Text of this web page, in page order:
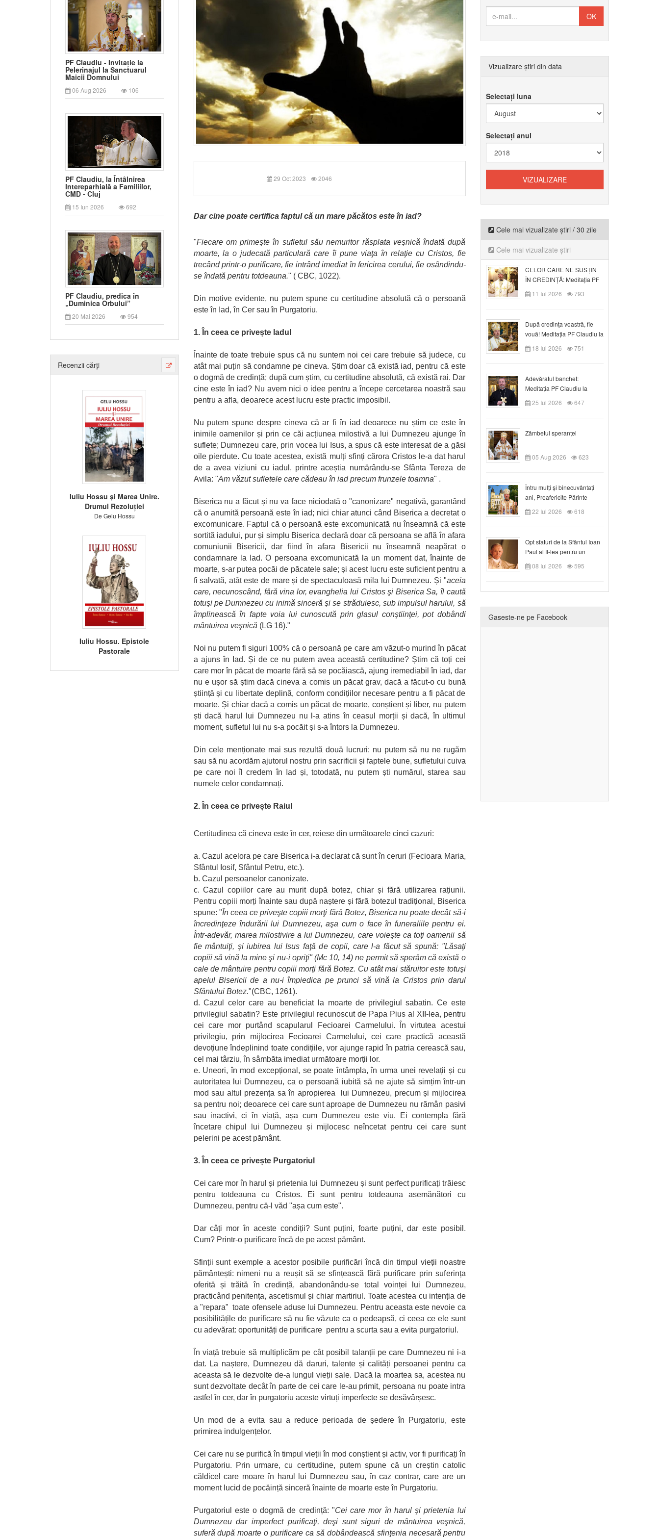
PF Claudiu - Invitație la
Pelerinajul la Sanctuarul
Maicii Domnului
06 Aug 2026 106
PF Claudiu, la Întâlnirea
Intereparhială a Familiilor,
CMD - Cluj
15 Iun 2026 692
PF Claudiu, predica în
„Duminica Orbului”
20 Mai 2026 954
Recenzii cărți
Iuliu Hossu și Marea Unire.
Drumul Rezoluției
De Gelu Hossu
Iuliu Hossu. Epistole
Pastorale
29 Oct 2023 2046
Dar cine poate certifica faptul că un mare păcătos este în iad?
"Fiecare om primeşte în sufletul său nemuritor răsplata veşnică îndată după
moarte, la o judecată particulară care îi pune viaţa în relaţie cu Cristos, fie
trecând printr-o purificare, fie intrând imediat în fericirea cerului, fie osândindu-
se îndată pentru totdeauna." ( CBC, 1022).
Din motive evidente, nu putem spune cu certitudine absolută că o persoană
este în Iad, în Cer sau în Purgatoriu.
1. În ceea ce privește Iadul
Înainte de toate trebuie spus că nu suntem noi cei care trebuie să judece, cu
atât mai puțin să condamne pe cineva. Știm doar că există iad, pentru că este
o dogmă de credință; după cum știm, cu certitudine absolută, că există rai. Dar
cine este în iad? Nu avem nici o idee pentru a începe cercetarea noastră sau
pentru a afla, deoarece acest lucru este practic imposibil.
Nu putem spune despre cineva că ar fi în iad deoarece nu știm ce este în
inimile oamenilor și prin ce căi acțiunea milostivă a lui Dumnezeu ajunge în
suflete; Dumnezeu care, prin vocea lui Isus, a spus că este interesat de a găsi
oile pierdute. Cu toate acestea, există mulți sfinți cărora Cristos le-a dat harul
de a avea viziuni cu iadul, printre aceștia numărându-se Sfânta Tereza de
Avila: "Am văzut sufletele care cădeau în iad precum frunzele toamna" .
Biserica nu a făcut și nu va face niciodată o "canonizare" negativă, garantând
că o anumită persoană este în iad; nici chiar atunci când Biserica a decretat o
excomunicare. Faptul că o persoană este excomunicată nu înseamnă că este
sortită iadului, pur și simplu Biserica declară doar că persoana se află în afara
comuniunii Bisericii, dar fiind în afara Bisericii nu înseamnă neapărat o
condamnare la Iad. O persoana excomunicată la un moment dat, înainte de
moarte, s-ar putea pocăi de păcatele sale; și acest lucru este suficient pentru a
fi salvată, atât este de mare și de spectaculoasă mila lui Dumnezeu. Și "aceia
care, necunoscând, fără vina lor, evanghelia lui Cristos şi Biserica Sa, îl caută
totuşi pe Dumnezeu cu inimă sinceră şi se străduiesc, sub impulsul harului, să
împlinească în fapte voia lui cunoscută prin glasul conştiinţei, pot dobândi
mântuirea veşnică (LG 16)."
Noi nu putem fi siguri 100% că o persoană pe care am văzut-o murind în păcat
a ajuns în Iad. Și de ce nu putem avea această certitudine? Știm că toți cei
care mor în păcat de moarte fără să se pocăiască, ajung iremediabil în iad, dar
nu e ușor să știm dacă cineva a comis un păcat grav, dacă a făcut-o cu bună
știință și cu libertate deplină, conform condițiilor necesare pentru a fi păcat de
moarte. Și chiar dacă a comis un păcat de moarte, conștient și liber, nu putem
ști dacă harul lui Dumnezeu nu l-a atins în ceasul morții și dacă, în ultimul
moment, sufletul lui nu s-a pocăit și s-a întors la Dumnezeu.
Din cele menționate mai sus rezultă două lucruri: nu putem să nu ne rugăm
sau să nu acordăm ajutorul nostru prin sacrificii și faptele bune, sufletului cuiva
pe care noi îl credem în Iad și, totodată, nu putem ști numărul, starea sau
numele celor condamnați.
2. În ceea ce privește Raiul
Certitudinea că cineva este în cer, reiese din următoarele cinci cazuri:
a. Cazul acelora pe care Biserica i-a declarat că sunt în ceruri (Fecioara Maria,
Sfântul Iosif, Sfântul Petru, etc.).
b. Cazul persoanelor canonizate.
c. Cazul copiilor care au murit după botez, chiar și fără utilizarea rațiunii.
Pentru copiii morți înainte sau după naștere și fără botezul tradițional, Biserica
spune: "În ceea ce priveşte copiii morţi fără Botez, Biserica nu poate decât să-i
încredinţeze îndurării lui Dumnezeu, aşa cum o face în funeraliile pentru ei.
Într-adevăr, marea milostivire a lui Dumnezeu, care voieşte ca toţi oamenii să
fie mântuiţi, şi iubirea lui Isus faţă de copii, care l-a făcut să spună: "Lăsaţi
copiii să vină la mine şi nu-i opriţi" (Mc 10, 14) ne permit să sperăm că există o
cale de mântuire pentru copiii morţi fără Botez. Cu atât mai stăruitor este totuşi
apelul Bisericii de a nu-i împiedica pe prunci să vină la Cristos prin darul
Sfântului Botez."(CBC, 1261).
d. Cazul celor care au beneficiat la moarte de privilegiul sabatin. Ce este
privilegiul sabatin? Este privilegiul recunoscut de Papa Pius al XII-lea, pentru
cei care mor purtând scapularul Fecioarei Carmelului. În virtutea acestui
privilegiu, prin mijlocirea Fecioarei Carmelului, cei care practică această
devoțiune îndeplinind toate condițiile, vor ajunge rapid în patria cerească sau,
cel mai târziu, în sâmbăta imediat următoare morții lor.
e. Uneori, în mod excepțional, se poate întâmpla, în urma unei revelații și cu
autoritatea lui Dumnezeu, ca o persoană iubită să ne ajute să simțim într-un
mod sau altul prezența sa în apropierea lui Dumnezeu, precum și mijlocirea
sa pentru noi; deoarece cei care sunt aproape de Dumnezeu nu rămân pasivi
sau inactivi, ci în viață, așa cum Dumnezeu este viu. Ei contempla fără
încetare chipul lui Dumnezeu și mijlocesc neîncetat pentru cei care sunt
pelerini pe acest pământ.
3. În ceea ce privește Purgatoriul
Cei care mor în harul și prietenia lui Dumnezeu și sunt perfect purificați trăiesc
pentru totdeauna cu Cristos. Ei sunt pentru totdeauna asemănători cu
Dumnezeu, pentru că-l văd "așa cum este".
Dar câți mor în aceste condiții? Sunt puțini, foarte puțini, dar este posibil.
Cum? Printr-o purificare încă de pe acest pământ.
Sfinții sunt exemple a acestor posibile purificări încă din timpul vieții noastre
pământești: nimeni nu a reușit să se sfințească fără purificare prin suferința
oferită și trăită în credință, abandonându-se total voinței lui Dumnezeu,
practicând penitența, ascetismul și chiar martiriul. Toate acestea cu intenția de
a "repara" toate ofensele aduse lui Dumnezeu. Pentru aceasta este nevoie ca
posibilitățile de purificare să nu fie văzute ca o pedeapsă, ci ceea ce ele sunt
cu adevărat: oportunități de purificare pentru a scurta sau a evita purgatoriul.
În viață trebuie să multiplicăm pe cât posibil talanții pe care Dumnezeu ni i-a
dat. La naștere, Dumnezeu dă daruri, talente și calități persoanei pentru ca
aceasta să le dezvolte de-a lungul vieții sale. Dacă la moartea sa, acestea nu
sunt dezvoltate decât în parte de cei care le-au primit, persoana nu poate intra
astfel în cer, dar în purgatoriu aceste virtuți imperfecte se desăvârșesc.
Un mod de a evita sau a reduce perioada de ședere în Purgatoriu, este
primirea indulgențelor.
Cei care nu se purifică în timpul vieții în mod conștient și activ, vor fi purificați în
Purgatoriu. Prin urmare, cu certitudine, putem spune că un creștin catolic
căldicel care moare în harul lui Dumnezeu sau, în caz contrar, care are un
moment lucid de pocăință sinceră înainte de moarte este în Purgatoriu.
Purgatoriul este o dogmă de credință: "Cei care mor în harul şi prietenia lui
Dumnezeu dar imperfect purificaţi, deşi sunt siguri de mântuirea veşnică,
suferă după moarte o purificare ca să dobândească sfinţenia necesară pentru
Vizualizare știri din data
Selectați luna
Selectați anul
Cele mai vizualizate știri / 30 zile
Cele mai vizualizate știri
CELOR CARE NE SUSȚIN
ÎN CREDINȚĂ: Meditația PF
Claudiu la Duminica a VI-a
după Rusalii
11 Iul 2026 793
După credinţa voastră, fie
vouă! Meditația PF Claudiu la
duminica a VII-a după Rusalii
18 Iul 2026 751
Adevăratul banchet:
Meditația PF Claudiu la
Duminica a VIII-a după
Rusalii
25 Iul 2026 647
Zâmbetul speranței
05 Aug 2026 623
Întru mulți și binecuvântați
ani, Preafericite Părinte
Claudiu!
22 Iul 2026 618
Opt sfaturi de la Sfântul Ioan
Paul al II-lea pentru un
creștin
08 Iul 2026 595
Gaseste-ne pe Facebook